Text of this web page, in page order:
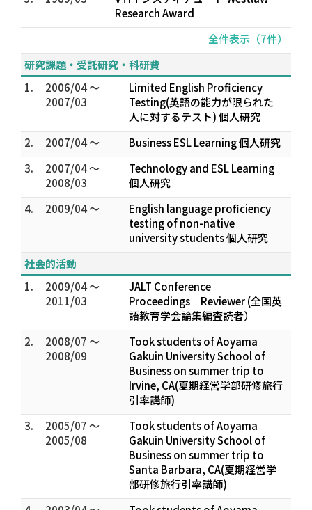
Research Award
全件表示（7件）
研究課題・受託研究・科研費
1.
2006/04 ～
2007/03
Limited English Proficiency
Testing(英語の能力が限られた
人に対するテスト) 個人研究
2.
2007/04 ～
Business ESL Learning 個人研究
3.
2007/04 ～
2008/03
Technology and ESL Learning
個人研究
4.
2009/04 ～
English language proficiency
testing of non-native
university students 個人研究
社会的活動
1.
2009/04 ～
2011/03
JALT Conference
Proceedings Reviewer (全国英
語教育学会論集編査読者）
2.
2008/07 ～
2008/09
Took students of Aoyama
Gakuin University School of
Business on summer trip to
Irvine, CA(夏期経営学部研修旅行
引率講師)
3.
2005/07 ～
2005/08
Took students of Aoyama
Gakuin University School of
Business on summer trip to
Santa Barbara, CA(夏期経営学
部研修旅行引率講師)